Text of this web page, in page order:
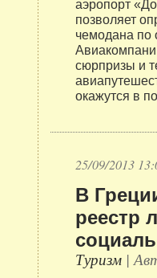
аэропорт
позволяет
чемодана по
сюрпризы и
окажутся в
25/09/2013
В
реестр
Туризм |